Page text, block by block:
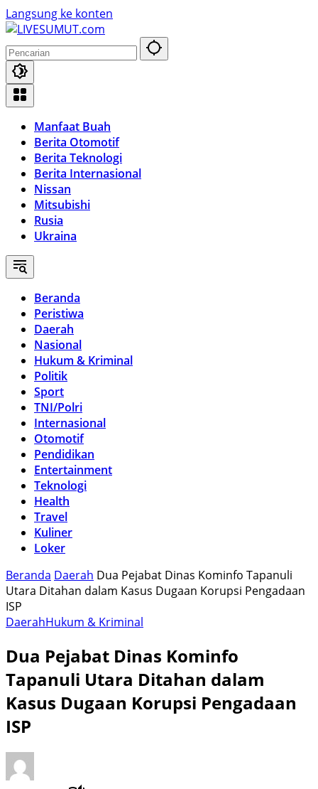
Langsung ke konten
Manfaat Buah
Berita Otomotif
Berita Teknologi
Berita Internasional
Nissan
Mitsubishi
Rusia
Ukraina
Beranda
Peristiwa
Daerah
Nasional
Hukum & Kriminal
Politik
Sport
TNI/Polri
Internasional
Otomotif
Pendidikan
Entertainment
Teknologi
Health
Travel
Kuliner
Loker
Beranda Daerah Dua Pejabat Dinas Kominfo Tapanuli
Utara Ditahan dalam Kasus Dugaan Korupsi Pengadaan
ISP
DaerahHukum & Kriminal
Dua Pejabat Dinas Kominfo
Tapanuli Utara Ditahan dalam
Kasus Dugaan Korupsi Pengadaan
ISP